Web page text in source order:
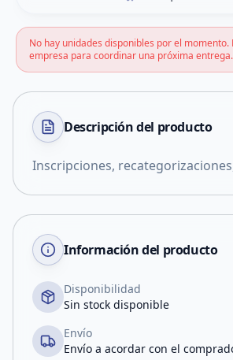
No hay unidades disponibles por el momento.
empresa para coordinar una próxima entrega.
Descripción del producto
Inscripciones,
Información del producto
Disponibilidad
Sin stock disponible
Envío
Envío a acordar con el